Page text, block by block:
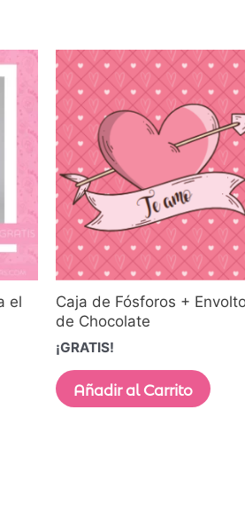
el
Caja de Fósforos +
de Chocolate
¡GRATIS!
Añadir al Carrito